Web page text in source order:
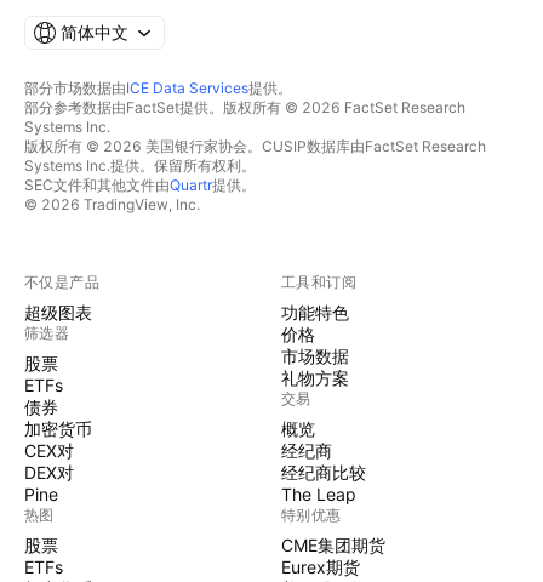
简体中文
部分市场数据由ICE Data Services提供。
部分参考数据由FactSet提供。版权所有 © 2026 FactSet Research
Systems Inc.
版权所有 © 2026 美国银行家协会。CUSIP数据库由FactSet Research
Systems Inc.提供。保留所有权利。
SEC文件和其他文件由Quartr提供。
© 2026 TradingView, Inc.
不仅是产品
超级图表
筛选器
股票
ETFs
债券
加密货币
CEX对
DEX对
Pine
热图
股票
ETFs
工具和订阅
功能特色
价格
市场数据
礼物方案
交易
概览
经纪商
经纪商比较
The Leap
特别优惠
CME集团期货
Eurex期货